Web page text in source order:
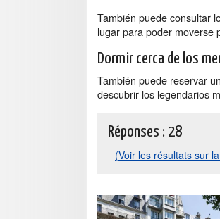
También puede consultar
lugar para poder moverse
Dormir cerca de los
También puede reservar
descubrir los legendarios
Réponses : 28
(Voir les résultats sur